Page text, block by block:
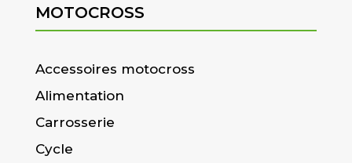
MOTOCROSS
Accessoires motocross
Alimentation
Carrosserie
Cycle